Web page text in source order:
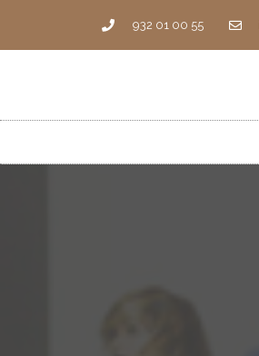
932 01 00 55